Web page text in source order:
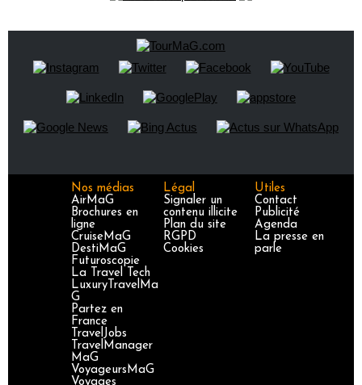
Nos médias
AirMaG
Brochures en
ligne
CruiseMaG
DestiMaG
Futuroscopie
La Travel Tech
LuxuryTravelMa
G
Partez en
France
TravelJobs
TravelManager
MaG
VoyageursMaG
Voyages
Légal
Signaler un
contenu illicite
Plan du site
RGPD
Cookies
Utiles
Contact
Publicité
Agenda
La presse en
parle